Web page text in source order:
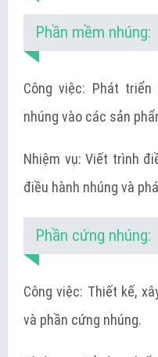
Phần mềm nhúng:
Công việc: Phát
nhúng vào các sản
Nhiệm vụ: Viết trình
điều hành nhúng và
Phần cứng nhúng:
Công việc: Thiết kế,
và phần cứng nhúng.